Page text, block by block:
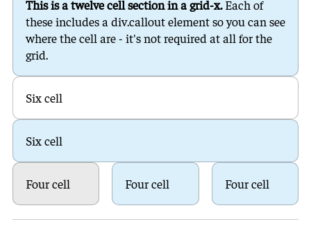
This is a twelve cell section in a grid-x.Each of
these includes a div.callout element so you can see
where the cell are - it's not required at all for the
grid.
Six cell
Six cell
Four cell Four cell Four cell